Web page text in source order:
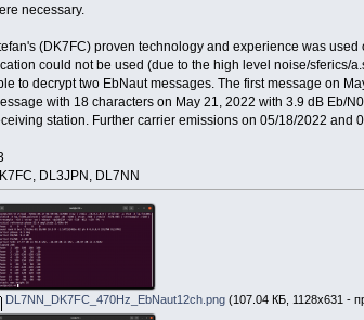
necessary.
(DK7FC) proven technology and experience was
could not be used (due to the high level noise/sferics/
to decrypt two EbNaut messages. The first message on
with 18 characters on May 21, 2022 with 3.9 dB Eb/
station. Further carrier emissions on 05/18/2022 and
DL3JPN, DL7NN
DL7NN_DK7FC_470Hz_EbNaut12ch.png (107.04 КБ, 1128x631 -